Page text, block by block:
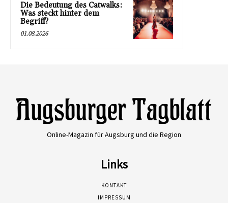
Die Bedeutung des Catwalks:
Was steckt hinter dem
Begriff?
01.08.2026
Online-Magazin für Augsburg und die Region
Links
KONTAKT
IMPRESSUM